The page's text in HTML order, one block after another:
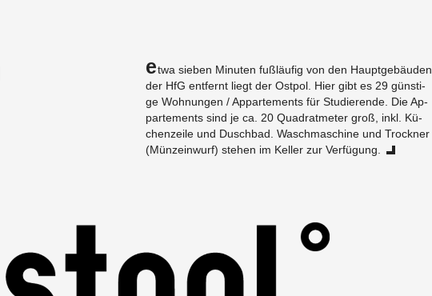
Etwa sie­ben Mi­nu­ten fuß­läu­fig von den Haupt­ge­bäu­den
der HfG ent­fernt liegt der Ost­pol. Hier gibt es 29 güns­ti­
ge Woh­nun­gen / Ap­par­te­ments für Stu­die­ren­de. Die Ap­
par­te­ments sind je ca. 20 Qua­drat­me­ter groß, inkl. Kü­
chen­zei­le und Dusch­bad. Wasch­ma­schi­ne und Trock­ner
(Münz­ein­wurf) ste­hen im Kel­ler zur Ver­fü­gung.